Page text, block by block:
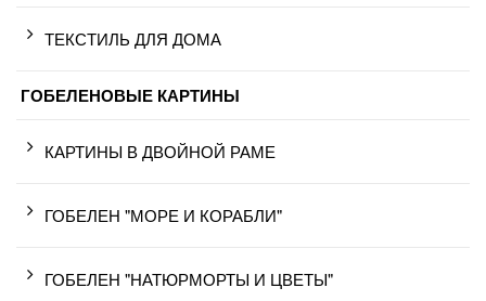
ТЕКСТИЛЬ ДЛЯ ДОМА
ГОБЕЛЕНОВЫЕ КАРТИНЫ
КАРТИНЫ В ДВОЙНОЙ РАМЕ
ГОБЕЛЕН "МОРЕ И КОРАБЛИ"
ГОБЕЛЕН "НАТЮРМОРТЫ И ЦВЕТЫ"